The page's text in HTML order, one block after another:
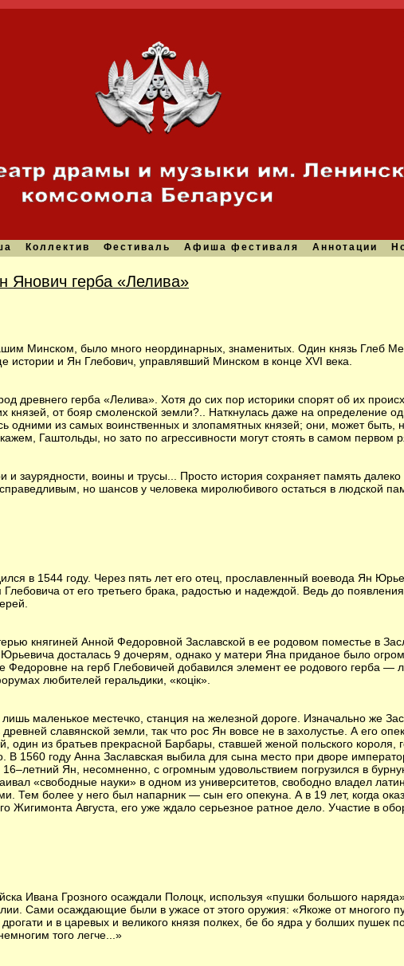
Коллектив Фестиваль Афиша фестиваля Аннотации
Янович герба «Лелива»
Минском, было много неординарных, знаменитых. Один князь Глеб
истории и Ян Глебович, управлявший Минском в конце XVI века.
древнего герба «Лелива». Хотя до сих пор историки спорят об их
князей, от бояр смоленской земли?.. Наткнулась даже на определение
одними из самых воинственных и злопамятных князей; они, может быть,
Гаштольды, но зато по агрессивности могут стоять в самом первом
и заурядности, воины и трусы... Просто история сохраняет память
но шансов у человека миролюбивого остаться в людской
в 1544 году. Через пять лет его отец, прославленный воевода Ян
от его третьего брака, радостью и надеждой. Ведь до
княгиней Анной Федоровной Заславской в ее родовом поместье в
досталась 9 дочерям, однако у матери Яна приданое было
Федоровне на герб Глебовичей добавился элемент ее родового герба —
любителей геральдики, «коцiк».
маленькое местечко, станция на железной дороге. Изначально же
славянской земли, так что рос Ян вовсе не в захолустье. А его
один из братьев прекрасной Барбары, ставшей женой польского короля,
В 1560 году Анна Заславская выбила для сына место при дворе
Ян, несомненно, с огромным удовольствием погрузился в
«свободные науки» в одном из университетов, свободно владел
Тем более у него был напарник — сын его опекуна. А в 19 лет, когда
Жигимонта Августа, его уже ждало серьезное ратное дело. Участие в
Ивана Грозного осаждали Полоцк, используя «пушки большого
Сами осаждающие были в ужасе от этого оружия: «Якоже от многого
и в царевых и великого князя полкех, бе бо ядра у болших пушек
того легче...»